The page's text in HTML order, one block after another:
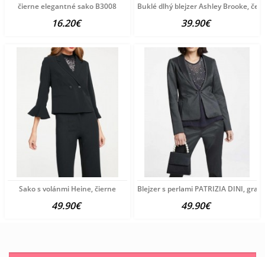
čierne elegantné sako B3008
16.20€
Buklé dlhý blejzer Ashley Brooke,
39.90€
Sako s volánmi Heine, čierne
49.90€
Blejzer s perlami PATRIZIA DINI,
49.90€